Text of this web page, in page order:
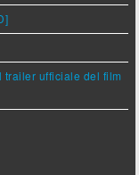
trailer ufficiale del film